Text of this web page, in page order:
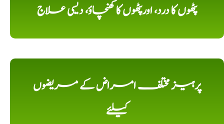
پٹھوں کا درد، اورپٹھوں کا کھنچاؤ، دیسی علاج
پرہیز مختلف امراض کے مریضوں
کیلئے